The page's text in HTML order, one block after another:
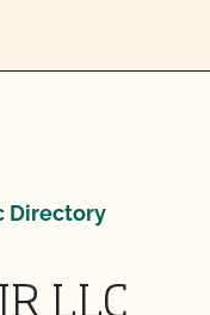
Directory
LLC